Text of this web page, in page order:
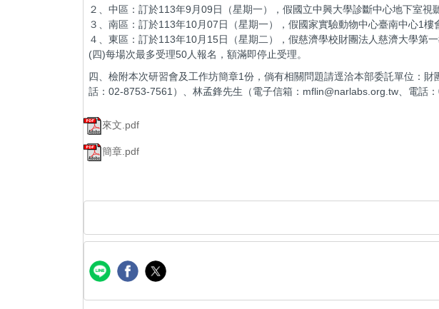
２、中區：訂於113年9月09日（星期一），假國立中興大學診斷中心地下室視
３、南區：訂於113年10月07日（星期一），假國家實驗動物中心臺南中心1樓
４、東區：訂於113年10月15日（星期二），假慈濟學校財團法人慈濟大學第一
(四)每場次最多受理50人報名，額滿即停止受理。
四、檢附本次研習會及工作坊簡章1份，倘有相關問題請逕洽本部委託單位：
話：02-8753-7561）、林孟鋒先生（電子信箱：mflin@narlabs.org.tw、電話：
來文.pdf
簡章.pdf